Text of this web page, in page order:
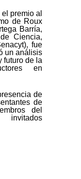
premio al
de Roux
Barría,
Ciencia,
fue
un análisis
futuro de la
en
de
de
del